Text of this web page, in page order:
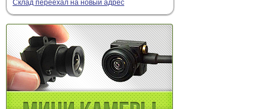
Склад переехал на новый адрес